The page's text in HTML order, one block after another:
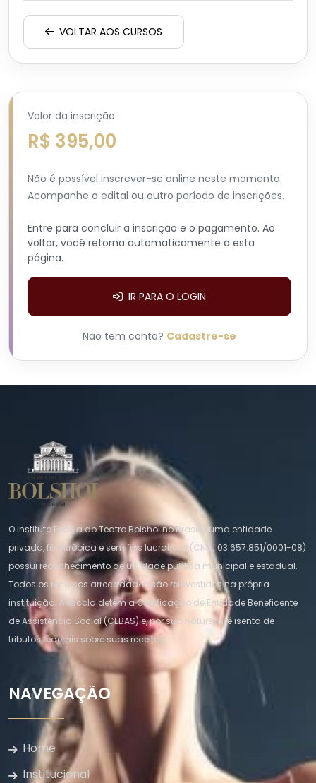
VOLTAR AOS CURSOS
Valor da inscrição
R$ 395,00
Não é possível inscrever-se online neste momento.
Acompanhe o edital ou outro período de inscrições.
Entre para concluir a inscrição e o pagamento. Ao
voltar, você retorna automaticamente a esta
página.
IR PARA O LOGIN
Não tem conta? Cadastre-se
O Instituto Escola do Teatro Bolshoi no Brasil é uma entidade
privada, filantrópica e sem fins lucrativos (CNPJ 03.657.851/0001-08)
possui reconhecimento de utilidade pública municipal e estadual.
Todos os recursos arrecadados são reinvestidos na própria
instituição. A escola detém a Certificação de Entidade Beneficente
de Assistência Social (CEBAS) e, por sua natureza, é isenta de
tributos federais sobre suas receitas.
NAVEGAÇÃO
Home
Institucional